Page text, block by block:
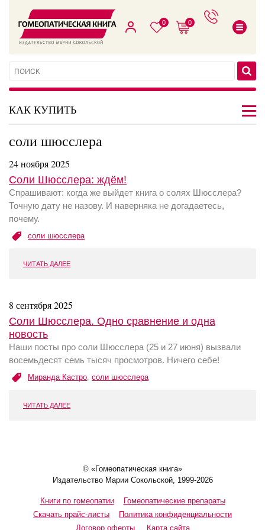
0 0
КАК КУПИТЬ
соли шюсслера
24 ноября 2025
Соли Шюсслера: ждём!
Спрашивают: когда же выйдет книга о солях Шюсслера?
Точную дату не назову. И наверняка не догадаетесь,
почему.
соли шюсслера
ЧИТАТЬ ДАЛЕЕ
8 сентября 2025
Соли Шюсслера. Одно сравнение и одна
новость
Наши посты про соли Шюсслера (25 и 27 июня) вызвали
восемьдесят семь тысяч просмотров. Ничего себе!
Миранда Кастро, соли шюсслера
ЧИТАТЬ ДАЛЕЕ
© «Гомеопатическая книга»
Издательство Марии Сокольской, 1999-2026
Книги по гомеопатии
Гомеопатические препараты
Скачать прайс-листы
Политика конфиденциальности
Договор оферты
Карта сайта